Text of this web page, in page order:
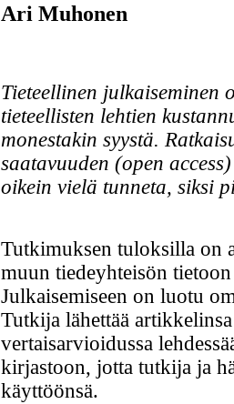
Ari Muhonen
Tieteellinen julkaiseminen
tieteellisten lehtien
monestakin syystä.
saatavuuden (open
oikein vielä tunneta, siksi
Tutkimuksen tuloksilla on
muun tiedeyhteisön
Julkaisemiseen on luotu
Tutkija lähettää
vertaisarvioidussa
kirjastoon, jotta tutkija ja
käyttöönsä.